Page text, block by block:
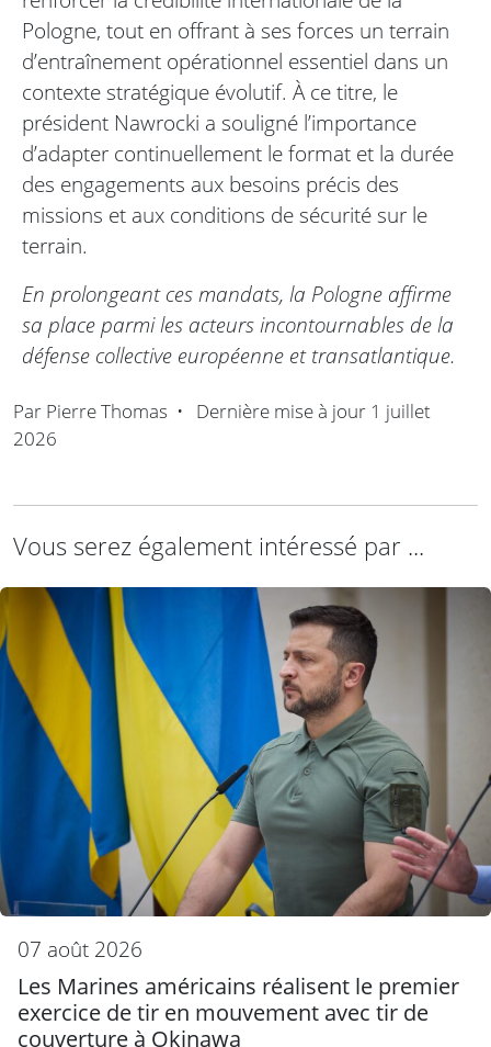
Pologne, tout en offrant à ses forces un terrain
d’entraînement opérationnel essentiel dans un
contexte stratégique évolutif. À ce titre, le
président Nawrocki a souligné l’importance
d’adapter continuellement le format et la durée
des engagements aux besoins précis des
missions et aux conditions de sécurité sur le
terrain.
En prolongeant ces mandats, la Pologne affirme
sa place parmi les acteurs incontournables de la
défense collective européenne et transatlantique.
Par Pierre Thomas • Dernière mise à jour 1 juillet
2026
Vous serez également intéressé par ...
07 août 2026
Les Marines américains réalisent le premier
exercice de tir en mouvement avec tir de
couverture à Okinawa